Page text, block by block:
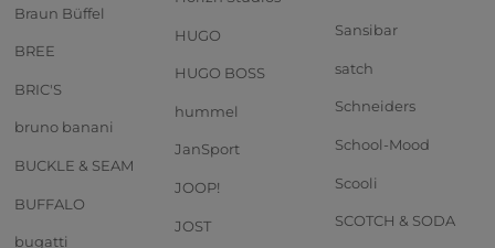
Braun Büffel
BREE
BRIC'S
bruno banani
BUCKLE & SEAM
BUFFALO
bugatti
HUGO
HUGO BOSS
hummel
JanSport
JOOP!
JOST
Sansibar
satch
Schneiders
School-Mood
Scooli
SCOTCH & SODA